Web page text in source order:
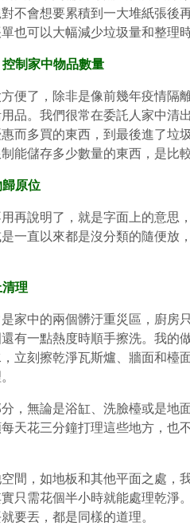
不會想要累積到一大堆紙張後
也可以大幅減少垃圾量和整理時
制家中物品數量
便了，除非是像前幾年疫情隔
品。我們很常在委託人家中清
而多買的東西，到最後進了垃
能儲存多少數量的東西，是比
原位
再說明了，就是字面上的意思
一直以來都是沒分類的隨便放
理
家中的兩個髒汙重災區，廚房
有一點熱度時順手擦洗。我的
立刻擦乾淨瓦斯爐、牆面和檯
，無論是浴缸、洗臉檯或是地
天花三分鐘打理這些地方，也
間，如地板和其他平面之處，
只需花個半小時就能處理乾淨
要丟，都是同樣的道理。